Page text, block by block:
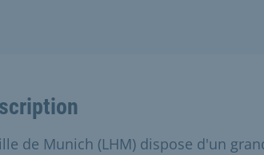
de Munich (LHM) dispose d'un